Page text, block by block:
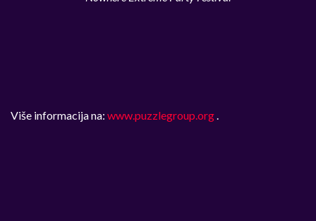
Više informacija na: www.puzzlegroup.org.